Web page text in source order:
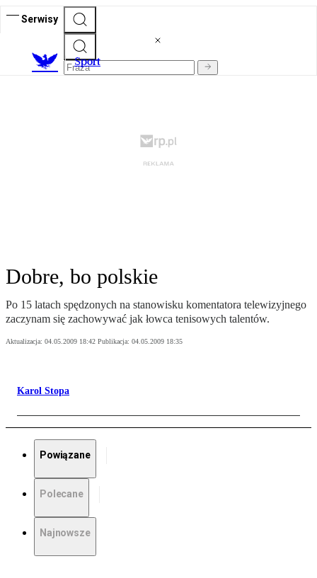
Serwisy
Sport
Dobre, bo polskie
Po 15 latach spędzonych na stanowisku komentatora telewizyjnego
zaczynam się zachowywać jak łowca tenisowych talentów.
Aktualizacja: 04.05.2009 18:42 Publikacja: 04.05.2009 18:35
Karol Stopa
Powiązane
Polecane
Najnowsze